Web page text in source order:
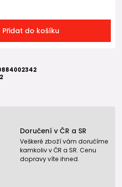
Přidat do košíku
Doručení v ČR a SR
Veškeré zboží vám doručíme
kamkoliv v ČR a SR. Cenu
dopravy víte ihned.